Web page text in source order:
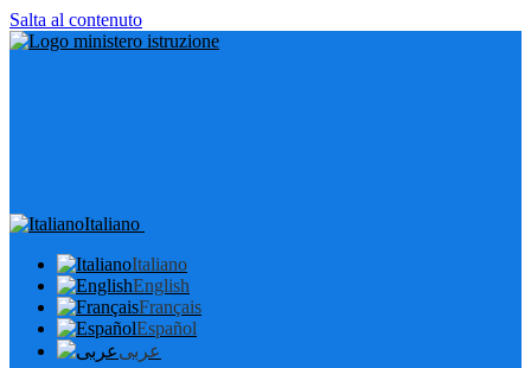
Salta al contenuto
Italiano
Italiano
English
Français
Español
عربى